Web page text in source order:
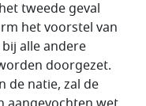
tweede geval
het voorstel van
alle andere
doorgezet.
de natie, zal de